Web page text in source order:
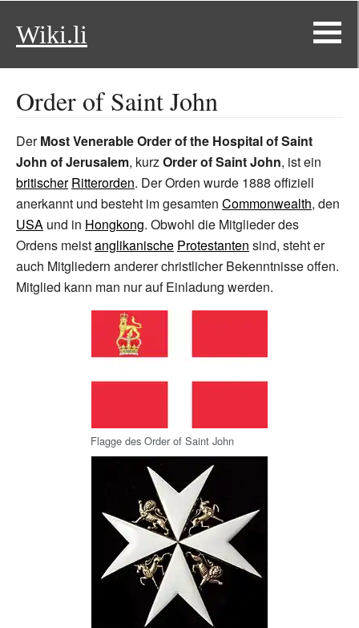
Wiki.li
Order of Saint John
DerMost Venerable Order of the Hospital of Saint
John of Jerusalem, kurzOrder of Saint John, ist ein
britischer Ritterorden. Der Orden wurde 1888 offiziell
anerkannt und besteht im gesamten Commonwealth, den
USA und in Hongkong. Obwohl die Mitglieder des
Ordens meistanglikanische Protestanten sind, steht er
auch Mitgliedern anderer christlicher Bekenntnisse offen.
Mitglied kann man nur auf Einladung werden.
Flagge des Order of Saint John